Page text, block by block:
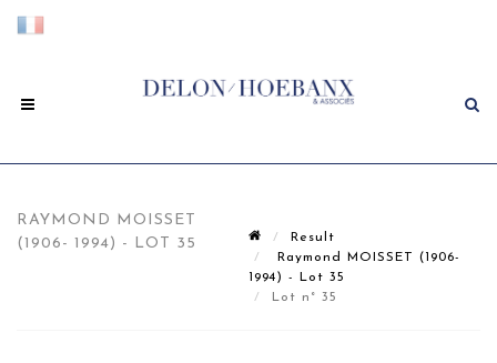
RAYMOND MOISSET
(1906- 1994) - LOT 35
Result
Raymond MOISSET (1906-
1994) - Lot 35
Lot n° 35